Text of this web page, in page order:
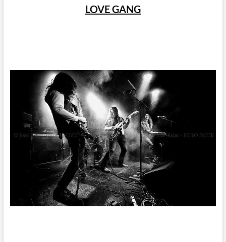
LOVE GANG